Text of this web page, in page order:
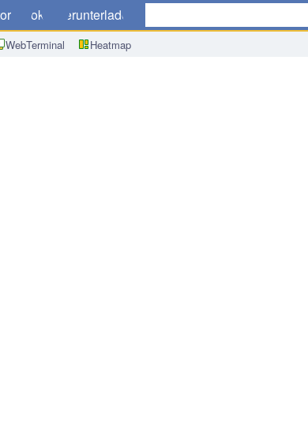
Broker Herunterladen
WebTerminal Heatmap